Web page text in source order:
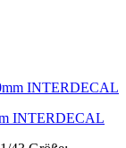
INTERDECAL